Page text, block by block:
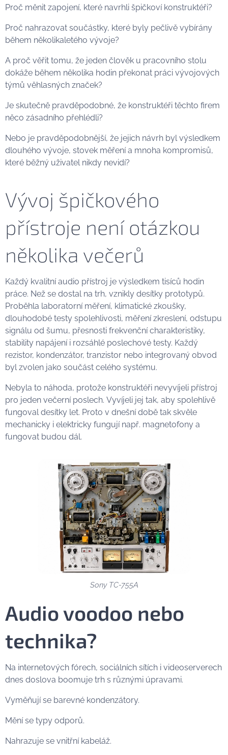
Proč měnit zapojení, které navrhli špičkoví konstruktéři?
Proč nahrazovat součástky, které byly pečlivě vybírány
během několikaletého vývoje?
A proč věřit tomu, že jeden člověk u pracovního stolu
dokáže během několika hodin překonat práci vývojových
týmů věhlasných značek?
Je skutečně pravděpodobné, že konstruktéři těchto firem
něco zásadního přehlédli?
Nebo je pravděpodobnější, že jejich návrh byl výsledkem
dlouhého vývoje, stovek měření a mnoha kompromisů,
které běžný uživatel nikdy nevidí?
Vývoj špičkového
přístroje není otázkou
několika večerů
Každý kvalitní audio přístroj je výsledkem tisíců hodin
práce. Než se dostal na trh, vznikly desítky prototypů.
Proběhla laboratorní měření, klimatické zkoušky,
dlouhodobé testy spolehlivosti, měření zkreslení, odstupu
signálu od šumu, přesnosti frekvenční charakteristiky,
stability napájení i rozsáhlé poslechové testy. Každý
rezistor, kondenzátor, tranzistor nebo integrovaný obvod
byl zvolen jako součást celého systému.
Nebyla to náhoda, protože konstruktéři nevyvíjeli přístroj
pro jeden večerní poslech. Vyvíjeli jej tak, aby spolehlivě
fungoval desítky let. Proto v dnešní době tak skvěle
mechanicky i elektricky fungují např. magnetofony a
fungovat budou dál.
Sony TC-755A
Audio voodoo nebo
technika?
Na internetových fórech, sociálních sítích i videoserverech
dnes doslova boomuje trh s různými úpravami.
Vyměňují se barevné kondenzátory.
Mění se typy odporů.
Nahrazuje se vnitřní kabeláž.